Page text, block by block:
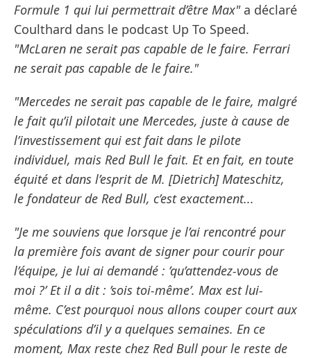
Formule 1 qui lui permettrait d’être Max" a déclaré
Coulthard dans le podcast Up To Speed.
"McLaren ne serait pas capable de le faire. Ferrari
ne serait pas capable de le faire."
"Mercedes ne serait pas capable de le faire, malgré
le fait qu’il pilotait une Mercedes, juste à cause de
l’investissement qui est fait dans le pilote
individuel, mais Red Bull le fait. Et en fait, en toute
équité et dans l’esprit de M. [Dietrich] Mateschitz,
le fondateur de Red Bull, c’est exactement...
"Je me souviens que lorsque je l’ai rencontré pour
la première fois avant de signer pour courir pour
l’équipe, je lui ai demandé : ’qu’attendez-vous de
moi ?’ Et il a dit : ’sois toi-même’. Max est lui-
même. C’est pourquoi nous allons couper court aux
spéculations d’il y a quelques semaines. En ce
moment, Max reste chez Red Bull pour le reste de